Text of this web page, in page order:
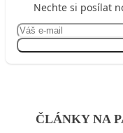
Nechte si posílat
ČLÁNKY NA